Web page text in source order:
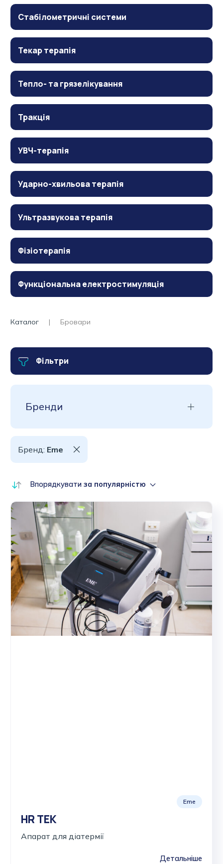
Стабілометричні системи
Текар терапія
Тепло- та грязелікування
Тракція
УВЧ-терапія
Ударно-хвильова терапія
Ультразвукова терапія
Фізіотерапія
Функціональна електростимуляція
Каталог Бровари
Фільтри
Бренди
Бренд: Eme
Впорядкувати за популярністю
Eme
HR TEK
Апарат для діатермії
Детальніше